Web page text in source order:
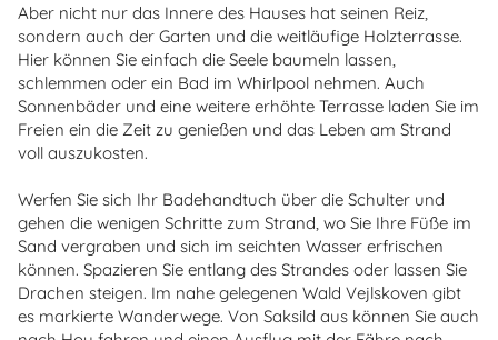
Aber nicht nur das Innere des Hauses hat seinen Reiz,
sondern auch der Garten und die weitläufige Holzterrasse.
Hier können Sie einfach die Seele baumeln lassen,
schlemmen oder ein Bad im Whirlpool nehmen. Auch
Sonnenbäder und eine weitere erhöhte Terrasse laden Sie im
Freien ein die Zeit zu genießen und das Leben am Strand
voll auszukosten.
Werfen Sie sich Ihr Badehandtuch über die Schulter und
gehen die wenigen Schritte zum Strand, wo Sie Ihre Füße im
Sand vergraben und sich im seichten Wasser erfrischen
können. Spazieren Sie entlang des Strandes oder lassen Sie
Drachen steigen. Im nahe gelegenen Wald Vejlskoven gibt
es markierte Wanderwege. Von Saksild aus können Sie auch